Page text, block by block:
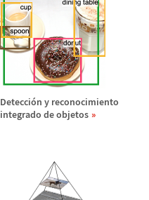
Detección y reconocimiento
integrado de objetos